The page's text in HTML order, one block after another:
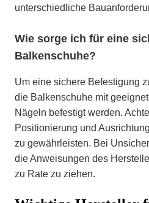
unterschiedliche
Wie sorge ich für eine
Balkenschuhe?
Um eine sichere Befestigung
die Balkenschuhe mit
Nägeln befestigt werden.
Positionierung und
zu gewährleisten. Bei
die Anweisungen des
zu Rate zu ziehen.